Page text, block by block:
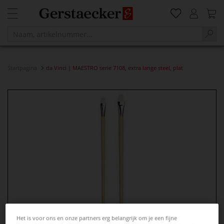
da Vinci | MAESTRO serie 7108, extra lange steel, plat
Het is voor ons en onze partners erg belangrijk om je een fijne